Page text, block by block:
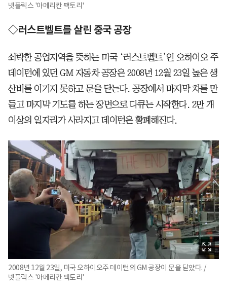
넷플릭스 '아메리칸 팩토리'
◇러스트벨트를 살린 중국 공장
쇠락한 공업지역을 뜻하는 미국 ‘러스트벨트’인 오하이오 주
데이턴에 있던 GM 자동차 공장은 2008년 12월 23일 높은 생
산비를 이기지 못하고 문을 닫는다. 공장에서 마지막 차를 만
들고 마지막 기도를 하는 장면으로 다큐는 시작한다. 2만 개
이상의 일자리가 사라지고 데이턴은 황폐해진다.
2008년 12월 23일, 미국 오하이오주 데이턴의 GM 공장이 문을 닫았다. /
넷플릭스 '아메리칸 팩토리'